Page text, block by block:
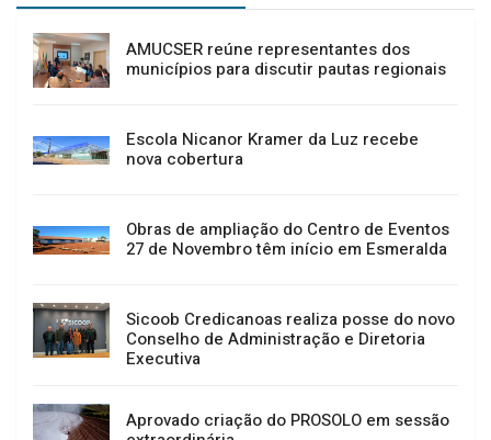
AMUCSER reúne representantes dos
municípios para discutir pautas regionais
Escola Nicanor Kramer da Luz recebe
nova cobertura
Obras de ampliação do Centro de Eventos
27 de Novembro têm início em Esmeralda
Sicoob Credicanoas realiza posse do novo
Conselho de Administração e Diretoria
Executiva
Aprovado criação do PROSOLO em sessão